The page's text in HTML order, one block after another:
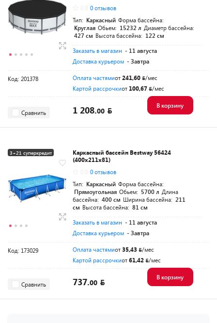
0 отзывов
Тип: Каркасный Форма бассейна:
Круглая Обьем: 15232 л Диаметр бассейна:
427 см Высота бассейна: 122 см
Заказать в магазин - 11 августа
Доставка курьером - Завтра
Код: 201378 Оплата частямиот241,60
/мес
Картой рассрочкиот 100,67 /мес
Сравнить 1 208.00
В корзину
3+21 суперкредит
Каркасный бассейн Bestway 56424
(400х211х81)
0 отзывов
Тип: Каркасный Форма бассейна:
Прямоугольная Обьем: 5700 л Длина
бассейна: 400 см Ширина бассейна: 211
см Высота бассейна: 81 см
Заказать в магазин - 11 августа
Доставка курьером - Завтра
Код: 173029 Оплата частямиот35,43
/мес
Картой рассрочкиот61,42 /мес
Сравнить 737.00
В корзину